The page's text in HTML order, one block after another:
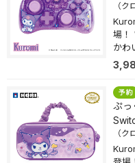
（ク
場！
かわ
ぷっ
（ク